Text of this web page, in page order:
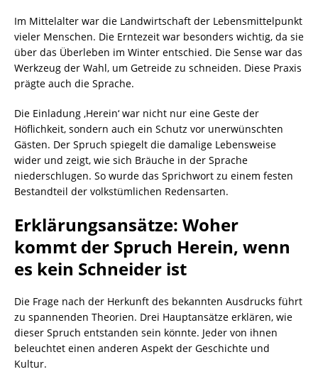
Im Mittelalter war die Landwirtschaft der Lebensmittelpunkt
vieler Menschen. Die Erntezeit war besonders wichtig, da sie
über das Überleben im Winter entschied. Die Sense war das
Werkzeug der Wahl, um Getreide zu schneiden. Diese Praxis
prägte auch die Sprache.
Die Einladung ‚Herein‘ war nicht nur eine Geste der
Höflichkeit, sondern auch ein Schutz vor unerwünschten
Gästen. Der Spruch spiegelt die damalige Lebensweise
wider und zeigt, wie sich Bräuche in der Sprache
niederschlugen. So wurde das Sprichwort zu einem festen
Bestandteil der volkstümlichen Redensarten.
Erklärungsansätze: Woher
kommt der Spruch Herein, wenn
es kein Schneider ist
Die Frage nach der Herkunft des bekannten Ausdrucks führt
zu spannenden Theorien. Drei Hauptansätze erklären, wie
dieser Spruch entstanden sein könnte. Jeder von ihnen
beleuchtet einen anderen Aspekt der Geschichte und
Kultur.